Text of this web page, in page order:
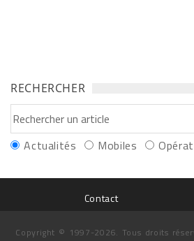
RECHERCHER
Actualités Mobiles
Contact
Copyright © 1997-2026. Tous droits